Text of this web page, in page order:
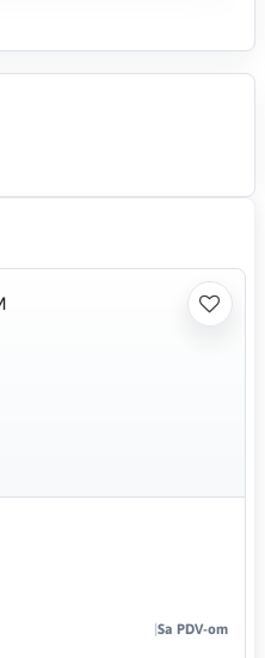
Sa PDV-om